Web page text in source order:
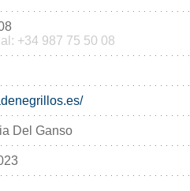
+34 987 75 50 08
Del Ganso